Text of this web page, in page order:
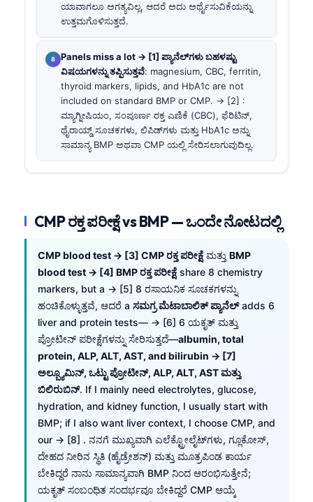
ಯಾವಾಗಲೂ ಅಗತ್ಯವಿಲ್ಲ, ಆದರೆ ಅದು ಅರ್ಥೈಸುವಿಕೆಯನ್ನು
ಉತ್ತಮಗೊಳಿಸುತ್ತದೆ.
Panels miss a lot → [1] ಪ್ಯಾನೆಲ್‌ಗಳು ಬಹಳಷ್ಟು
ವಿಷಯಗಳನ್ನು ತಪ್ಪಿಸುತ್ತವೆ: magnesium, CBC, ferritin,
thyroid markers, lipids, and HbA1c are not
included on standard BMP or CMP. → [2] :
ಮ್ಯಾಗ್ನೀಷಿಯಂ, ಸಂಪೂರ್ಣ ರಕ್ತ ಎಣಿಕೆ (CBC), ಫೆರಿಟಿನ್,
ಥೈರಾಯ್ಡ್ ಸೂಚಕಗಳು, ಲಿಪಿಡ್‌ಗಳು ಮತ್ತು HbA1c ಅನ್ನು
ಸಾಮಾನ್ಯ BMP ಅಥವಾ CMP ಯಲ್ಲಿ ಸೇರಿಸಲಾಗುವುದಿಲ್ಲ.
CMP ರಕ್ತ ಪರೀಕ್ಷೆ vs BMP — ಒಂದೇ ನೋಟದಲ್ಲಿ
CMP blood test → [3] CMP ರಕ್ತ ಪರೀಕ್ಷೆ ಮತ್ತು BMP
blood test → [4] BMP ರಕ್ತ ಪರೀಕ್ಷೆ share 8 chemistry
markers, but a → [5] 8 ರಸಾಯನಿಕ ಸೂಚಕಗಳನ್ನು
ಹಂಚಿಕೊಳ್ಳುತ್ತವೆ, ಆದರೆ a ಸಮಗ್ರ ಮೆಟಾಬಾಲಿಕ್ ಪ್ಯಾನೆಲ್adds 6
liver and protein tests— → [6] 6 ಯಕೃತ್ ಮತ್ತು
ಪ್ರೋಟೀನ್ ಪರೀಕ್ಷೆಗಳನ್ನು ಸೇರಿಸುತ್ತದೆ—albumin, total
protein, ALP, ALT, AST, and bilirubin → [7]
ಅಲ್ಬ್ಯೂಮಿನ್, ಒಟ್ಟು ಪ್ರೋಟೀನ್, ALP, ALT, AST ಮತ್ತು
ಬಿಲಿರುಬಿನ್. If I mainly need electrolytes, glucose,
hydration, and kidney function, I usually start with
BMP; if I also want liver context, I choose CMP, and
our → [8] . ನನಗೆ ಮುಖ್ಯವಾಗಿ ಎಲೆಕ್ಟ್ರೋಲೈಟ್‌ಗಳು, ಗ್ಲೂಕೋಸ್,
ದೇಹದ ನೀರಿನ ಸ್ಥಿತಿ (ಹೈಡ್ರೇಶನ್) ಮತ್ತು ಮೂತ್ರಪಿಂಡ ಕಾರ್ಯ
ಬೇಕಿದ್ದರೆ ನಾನು ಸಾಮಾನ್ಯವಾಗಿ BMP ನಿಂದ ಆರಂಭಿಸುತ್ತೇನೆ;
ಯಕೃತ್ ಸಂಬಂಧಿತ ಸಂದರ್ಭವೂ ಬೇಕಿದ್ದರೆ CMP ಆಯ್ಕೆ